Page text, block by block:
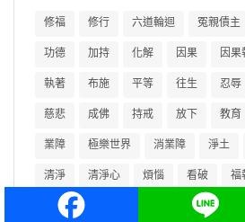
修福 修行 六道輪迴 冤親債主
功德 加持 化解 因果 因果
執著 布施 平等 往生 忍辱
慈悲 成佛 持戒 放下 教育
業障 極樂世界 消業障 淨土
清淨 清淨心 煩惱 看破 福
自性 西方極樂世界